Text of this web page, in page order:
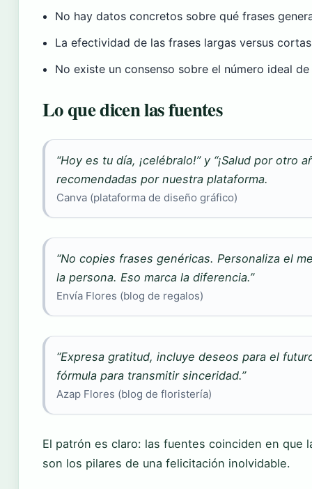
No hay datos concretos sobre qué frases
La efectividad de las frases largas versus
No existe un consenso sobre el número ideal
Lo que dicen las fuentes
“Hoy es tu día, ¡celébralo!” y “¡Salud por otro
recomendadas por nuestra plataforma.
Canva (plataforma de diseño gráfico)
“No copies frases genéricas. Personaliza el
la persona. Eso marca la diferencia.”
Envía Flores (blog de regalos)
“Expresa gratitud, incluye deseos para el
fórmula para transmitir sinceridad.”
Azap Flores (blog de floristería)
El patrón es claro: las fuentes coinciden en que
son los pilares de una felicitación inolvidable.